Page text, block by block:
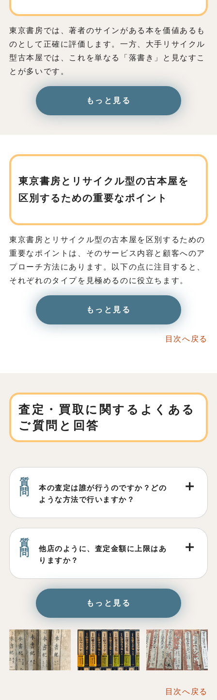
東京書房では、著者のサインがある本を価値あるも
のとして正確に評価します。一方、大手リサイクル
型古本屋では、これを単なる「落書き」と見なすこ
とが多いです。
もっと見る
東京書房とリサイクル型の古本屋を
区別するための重要なポイント
東京書房とリサイクル型の古本屋を区別するための
重要なポイントは、そのサービス内容と顧客へのア
プローチ方法にあります。以下の点に注目すると、
それぞれのタイプを見極めるのに役立ちます。
もっと見る
目次へ戻る
査定・買取に関する よくある
ご質問と回答
本の査定は誰が行うのですか？どの
ような方法で行いますか？
他店のように、査定金額に上限はあ
りますか？
もっと見る
目次へ戻る